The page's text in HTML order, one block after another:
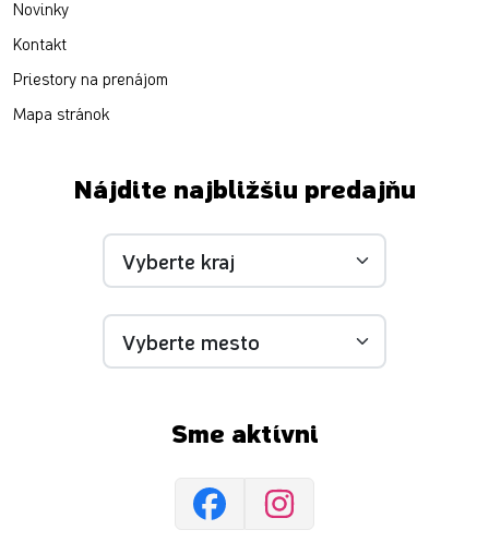
Novinky
Kontakt
Priestory na prenájom
Mapa stránok
Nájdite najbližšiu predajňu
Sme aktívni